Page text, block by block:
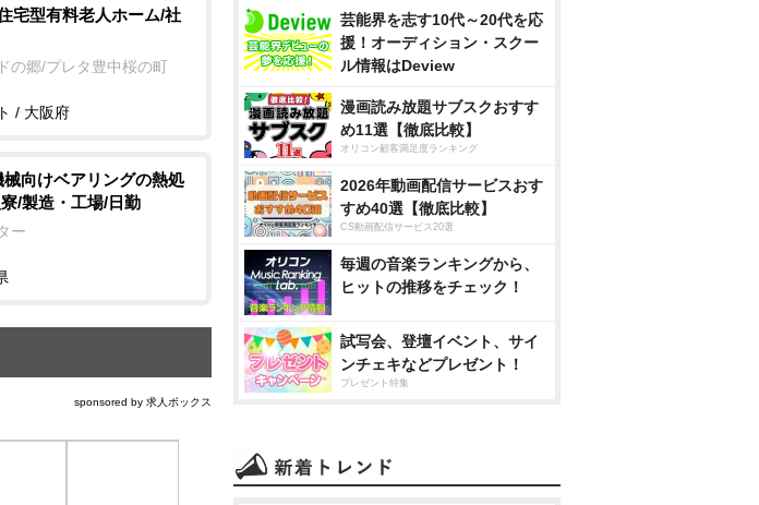
宅型有料老人ホーム/社
の郷/プレタ豊中桜の町
/ 大阪府
械向けベアリングの熱処
/製造・工場/日勤
ー
sponsored by 求人ボックス
芸能界を志す10代～20代を応
援！オーディション・スクー
ル情報はDeview
漫画読み放題サブスクおすす
め11選【徹底比較】
オリコン顧客満足度ランキング
2026年動画配信サービスおす
すめ40選【徹底比較】
CS動画配信サービス20選
毎週の音楽ランキングから、
ヒットの推移をチェック！
試写会、登壇イベント、サイ
ンチェキなどプレゼント！
プレゼント特集